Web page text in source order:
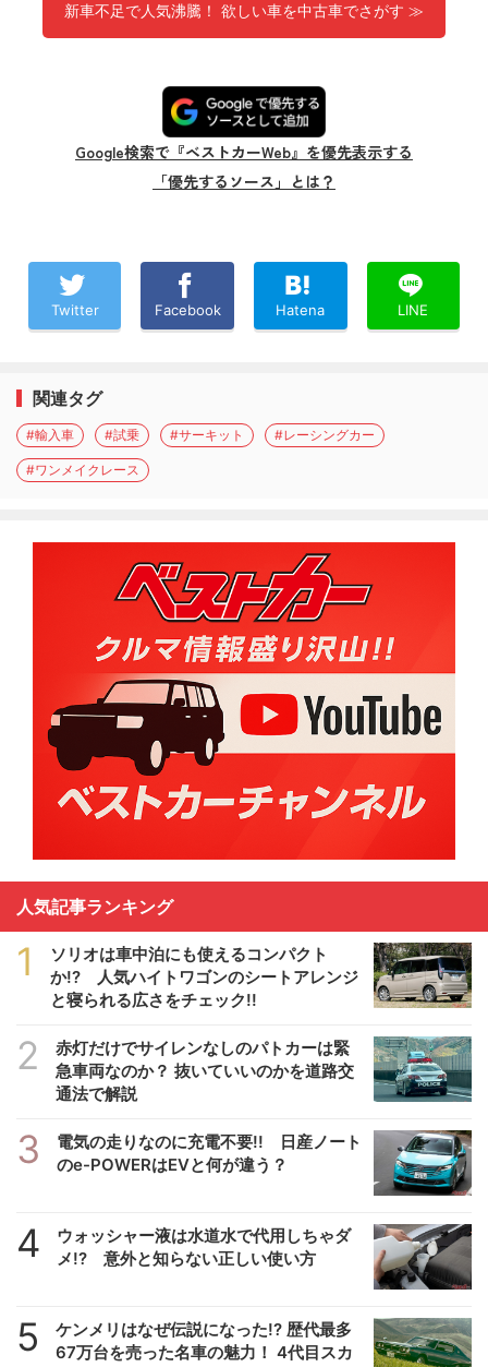
新車不足で人気沸騰！ 欲しい車を中古車でさがす ≫
Google検索で『ベストカーWeb』を優先表示する
「優先するソース」とは？
Twitter Facebook Hatena LINE
関連タグ
#輸入車 #試乗 #サーキット #レーシングカー
#ワンメイクレース
人気記事ランキング
1
ソリオは車中泊にも使えるコンパクト
か!? 人気ハイトワゴンのシートアレンジ
と寝られる広さをチェック!!
2
赤灯だけでサイレンなしのパトカーは緊
急車両なのか？ 抜いていいのかを道路交
通法で解説
3
電気の走りなのに充電不要!! 日産ノート
のe-POWERはEVと何が違う？
4
ウォッシャー液は水道水で代用しちゃダ
メ!? 意外と知らない正しい使い方
5
ケンメリはなぜ伝説になった!? 歴代最多
67万台を売った名車の魅力！ 4代目スカ